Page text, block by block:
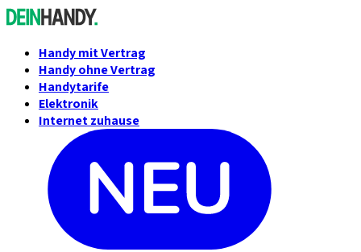
Handy mit Vertrag
Handy ohne Vertrag
Handytarife
Elektronik
Internet zuhause